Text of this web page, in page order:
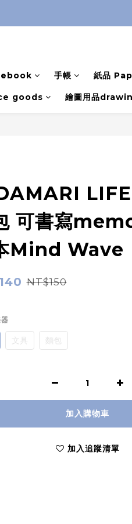
手帳 紙品
goods 繪圖用品
可書寫
Mind Wave
NT$150
文具 麵包
加入購物車
加入追蹤清單